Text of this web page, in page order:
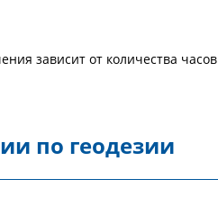
зависит от количества
по геодезии